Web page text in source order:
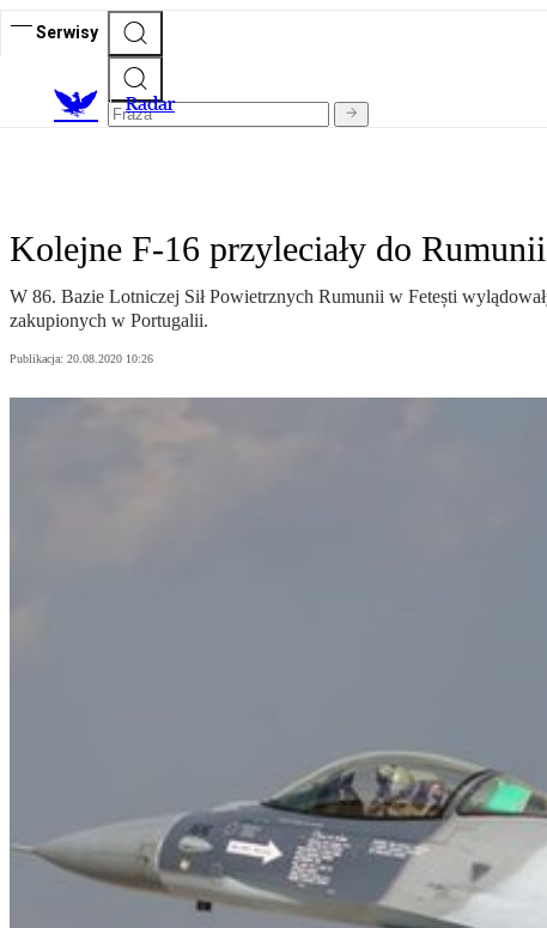
Serwisy
Radar
Kolejne F-16 przyleciały do Rumunii
W 86. Bazie Lotniczej Sił Powietrznych Rumunii w Fetești
zakupionych w Portugalii.
Publikacja: 20.08.2020 10:26